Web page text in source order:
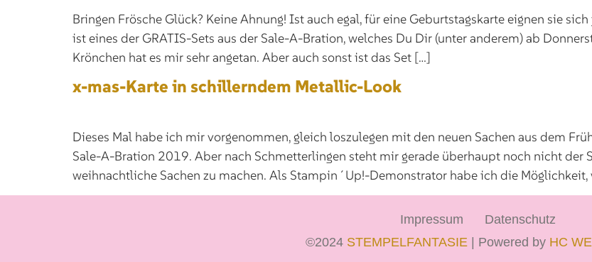
Bringen Frösche Glück? Keine Ahnung! Ist auch egal, für eine Geburtstagskarte eignen sie
ist eines der GRATIS-Sets aus der Sale-A-Bration, welches Du Dir (unter anderem) ab
Krönchen hat es mir sehr angetan. Aber auch sonst ist das Set […]
x-mas-Karte in schillerndem Metallic-Look
Dieses Mal habe ich mir vorgenommen, gleich loszulegen mit den neuen Sachen aus dem
Sale-A-Bration 2019. Aber nach Schmetterlingen steht mir gerade überhaupt noch nicht der
weihnachtliche Sachen zu machen. Als Stampin´Up!-Demonstrator habe ich die
Impressum
Datenschutz
©2024 STEMPELFANTASIE | Powered by HC